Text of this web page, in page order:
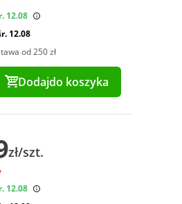
12.08
12.08
od 250 zł
Dodajdo koszyka
zł/szt.
12.08